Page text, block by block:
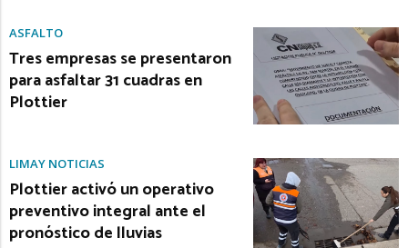
ASFALTO
Tres empresas se presentaron
para asfaltar 31 cuadras en
Plottier
LIMAY NOTICIAS
Plottier activó un operativo
preventivo integral ante el
pronóstico de lluvias